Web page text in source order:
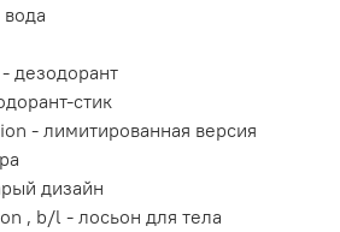
дезодорант
стик
- лимитированная версия
дизайн
, b/l - лосьон для тела